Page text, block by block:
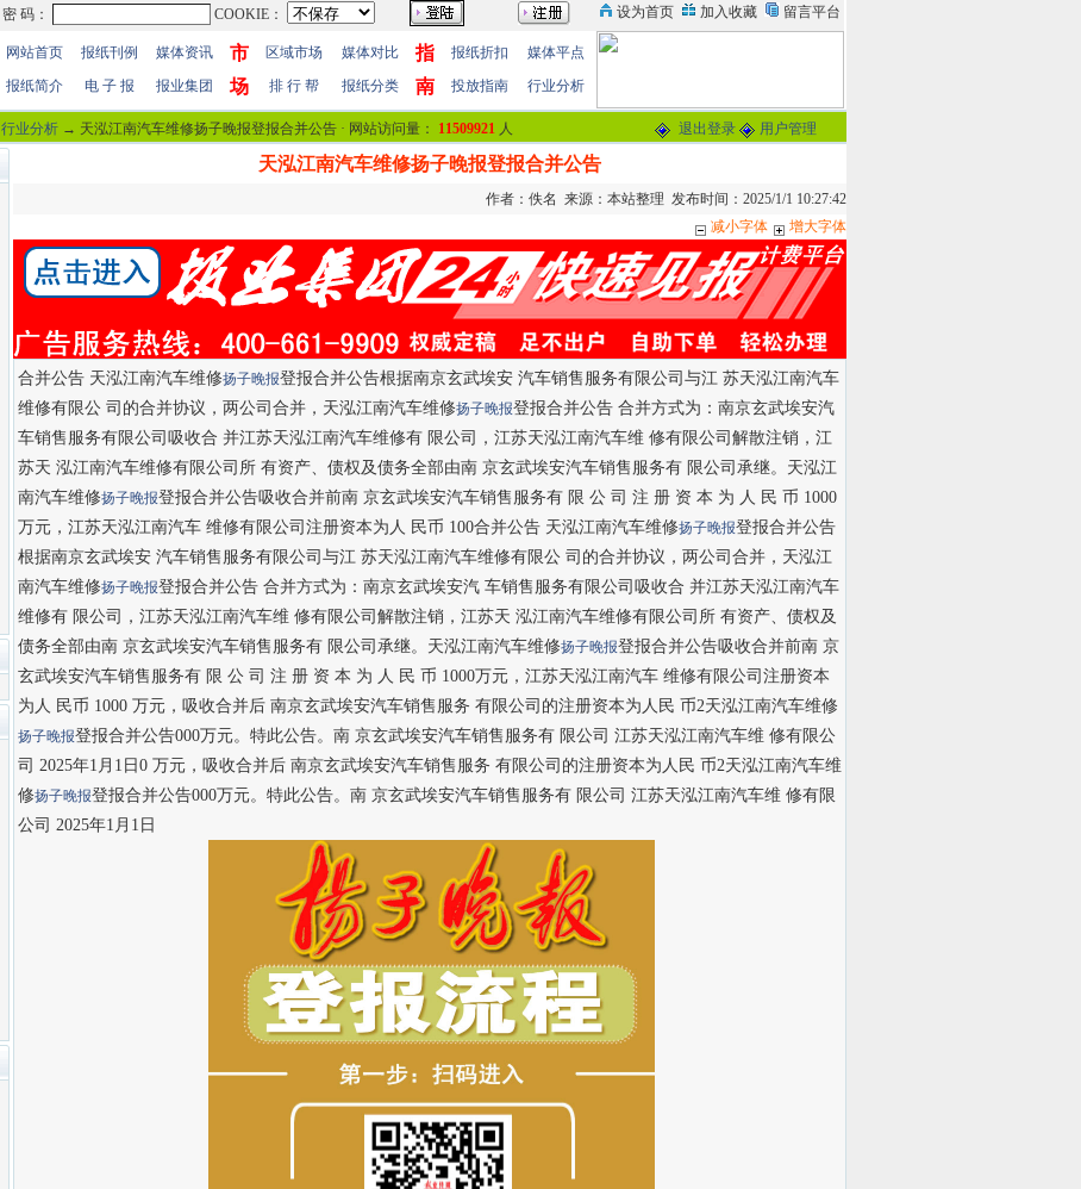
网站首页 报纸刊例 媒体资讯
市
场
区域市场 媒体对比
指
南
报纸折扣
媒体平点
报纸简介
电 子 报 报业集团 排 行 帮 报纸分类 投放指南 行业分析
行业分析 → 天泓江南汽车维修扬子晚报登报合并公告 · 网站访问量： 11509921 人 退出登录 用户管理
天泓江南汽车维修扬子晚报登报合并公告
作者：佚名 来源：本站整理 发布时间：2025/1/1 10:27:42
减小字体
增大字体
合并公告 天泓江南汽车维修扬子晚报登报合并公告根据南京玄武埃安 汽车销售服务有限公司与江 苏天泓江南汽车
维修有限公 司的合并协议，两公司合并，天泓江南汽车维修扬子晚报登报合并公告 合并方式为：南京玄武埃安汽
车销售服务有限公司吸收合 并江苏天泓江南汽车维修有 限公司，江苏天泓江南汽车维 修有限公司解散注销，江
苏天 泓江南汽车维修有限公司所 有资产、债权及债务全部由南 京玄武埃安汽车销售服务有 限公司承继。天泓江
南汽车维修扬子晚报登报合并公告吸收合并前南 京玄武埃安汽车销售服务有 限 公 司 注 册 资 本 为 人 民 币 1000
万元，江苏天泓江南汽车 维修有限公司注册资本为人 民币 100合并公告 天泓江南汽车维修扬子晚报登报合并公告
根据南京玄武埃安 汽车销售服务有限公司与江 苏天泓江南汽车维修有限公 司的合并协议，两公司合并，天泓江
南汽车维修扬子晚报登报合并公告 合并方式为：南京玄武埃安汽 车销售服务有限公司吸收合 并江苏天泓江南汽车
维修有 限公司，江苏天泓江南汽车维 修有限公司解散注销，江苏天 泓江南汽车维修有限公司所 有资产、债权及
债务全部由南 京玄武埃安汽车销售服务有 限公司承继。天泓江南汽车维修扬子晚报登报合并公告吸收合并前南 京
玄武埃安汽车销售服务有 限 公 司 注 册 资 本 为 人 民 币 1000万元，江苏天泓江南汽车 维修有限公司注册资本
为人 民币 1000 万元，吸收合并后 南京玄武埃安汽车销售服务 有限公司的注册资本为人民 币2天泓江南汽车维修
扬子晚报登报合并公告000万元。特此公告。南 京玄武埃安汽车销售服务有 限公司 江苏天泓江南汽车维 修有限公
司 2025年1月1日0 万元，吸收合并后 南京玄武埃安汽车销售服务 有限公司的注册资本为人民 币2天泓江南汽车维
修扬子晚报登报合并公告000万元。特此公告。南 京玄武埃安汽车销售服务有 限公司 江苏天泓江南汽车维 修有限
公司 2025年1月1日